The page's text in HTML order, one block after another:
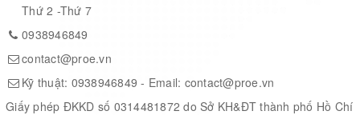
Thứ 2 -Thứ 7
0938946849
contact@proe.vn
Kỹ thuật: 0938946849 - Email: contact@proe.vn
Giấy phép ĐKKD số 0314481872 do Sở KH&ĐT thành phố Hồ Chí